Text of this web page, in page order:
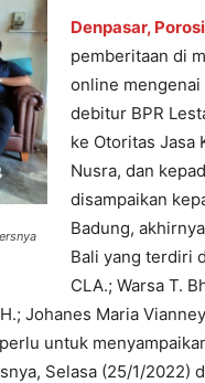
Denpasar,
pemberitaan di
online
debitur BPR
ke Otoritas Jasa
Nusra, dan
disampaikan
Badung,
Bali yang terdiri
CLA.; Warsa T.
Johanes Maria
untuk
Selasa (25/1/2022)